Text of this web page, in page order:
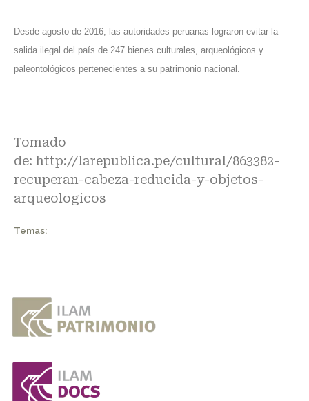
Desde agosto de 2016, las autoridades peruanas lograron evitar la
salida ilegal del país de 247 bienes culturales, arqueológicos y
paleontológicos pertenecientes a su patrimonio nacional.
Tomado
de: http://larepublica.pe/cultural/863382-
recuperan-cabeza-reducida-y-objetos-
arqueologicos
Temas: